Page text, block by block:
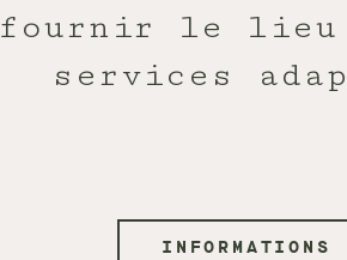
fournir le lieu
services
INFORMATIONS